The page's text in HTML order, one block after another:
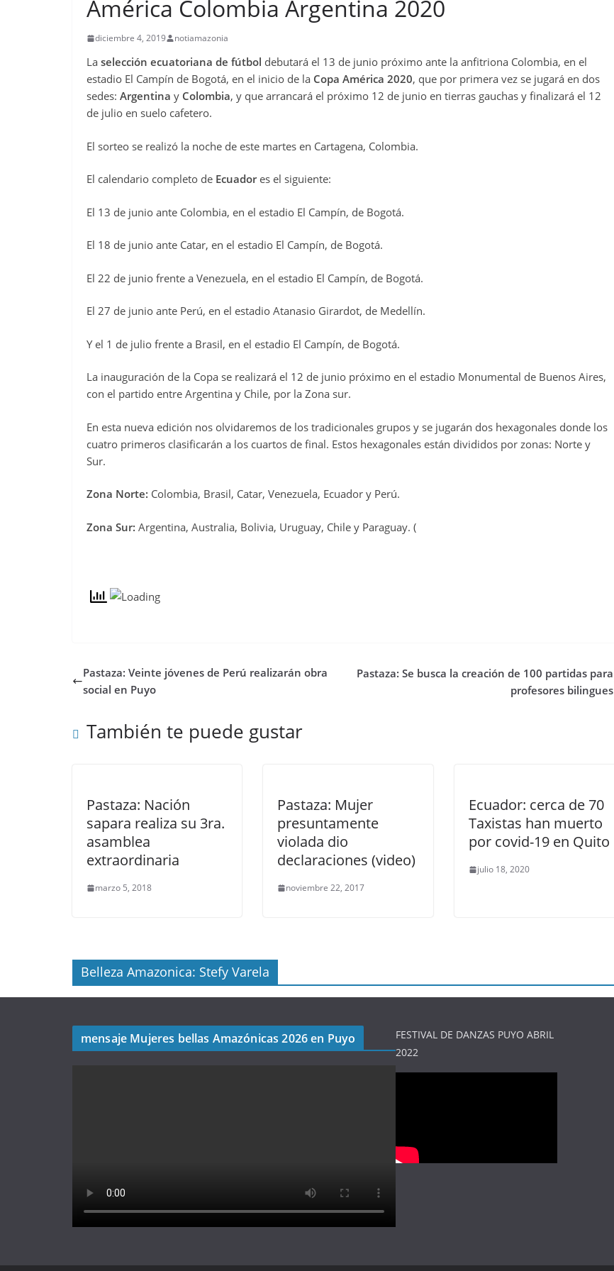
América Colombia Argentina 2020
diciembre 4, 2019 notiamazonia
La selección ecuatoriana de fútbol debutará el 13 de junio próximo ante la anfitriona Colombia, en el
estadio El Campín de Bogotá, en el inicio de la Copa América 2020, que por primera vez se jugará en dos
sedes: Argentina y Colombia, y que arrancará el próximo 12 de junio en tierras gauchas y finalizará el 12
de julio en suelo cafetero.
El sorteo se realizó la noche de este martes en Cartagena, Colombia.
El calendario completo de Ecuadores el siguiente:
El 13 de junio ante Colombia, en el estadio El Campín, de Bogotá.
El 18 de junio ante Catar, en el estadio El Campín, de Bogotá.
El 22 de junio frente a Venezuela, en el estadio El Campín, de Bogotá.
El 27 de junio ante Perú, en el estadio Atanasio Girardot, de Medellín.
Y el 1 de julio frente a Brasil, en el estadio El Campín, de Bogotá.
La inauguración de la Copa se realizará el 12 de junio próximo en el estadio Monumental de Buenos Aires,
con el partido entre Argentina y Chile, por la Zona sur.
En esta nueva edición nos olvidaremos de los tradicionales grupos y se jugarán dos hexagonales donde los
cuatro primeros clasificarán a los cuartos de final. Estos hexagonales están divididos por zonas: Norte y
Sur.
Zona Norte: Colombia, Brasil, Catar, Venezuela, Ecuador y Perú.
Zona Sur: Argentina, Australia, Bolivia, Uruguay, Chile y Paraguay. (
Pastaza: Veinte jóvenes de Perú realizarán obra
social en Puyo
Pastaza: Se busca la creación de 100 partidas para
profesores bilingues
También te puede gustar
Pastaza: Nación
sapara realiza su 3ra.
asamblea
extraordinaria
marzo 5, 2018
Pastaza: Mujer
presuntamente
violada dio
declaraciones (video)
noviembre 22, 2017
Ecuador: cerca de 70
Taxistas han muerto
por covid-19 en Quito
julio 18, 2020
Belleza Amazonica: Stefy Varela
mensaje Mujeres bellas Amazónicas 2026 en Puyo
FESTIVAL DE DANZAS PUYO ABRIL
2022